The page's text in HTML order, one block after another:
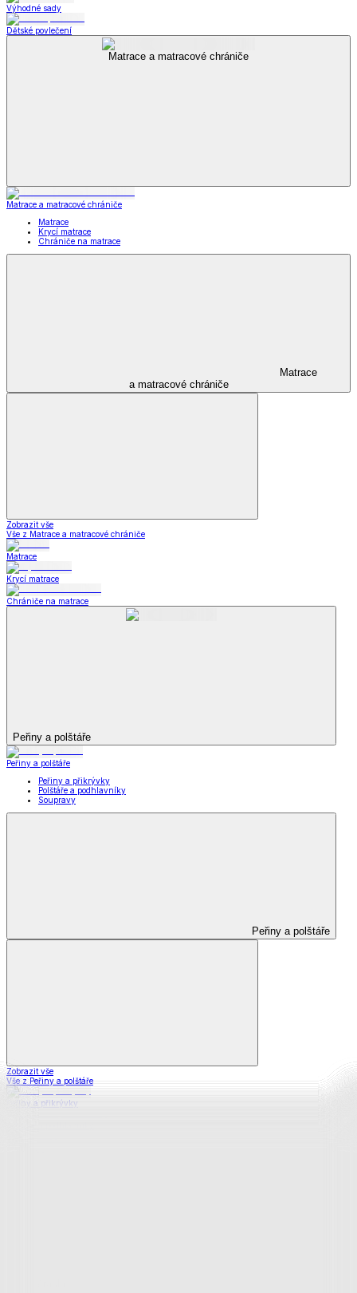
Výhodné sady
Dětské povlečení
Matrace a matracové chrániče
Matrace a matracové chrániče
Matrace
Krycí matrace
Chrániče na matrace
Matrace
a matracové chrániče
Zobrazit vše
Vše z Matrace a matracové chrániče
Matrace
Krycí matrace
Chrániče na matrace
Peřiny a polštáře
Peřiny a polštáře
Peřiny a přikrývky
Polštáře a podhlavníky
Soupravy
Peřiny a polštáře
Zobrazit vše
Vše z Peřiny a polštáře
Peřiny a přikrývky